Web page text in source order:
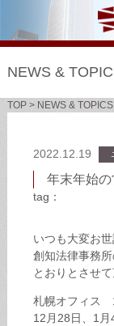
NEWS &
TOP> NEWS & TOPICS
2022.12.19
年末年始の
tag：
いつも大変お世
創知法律事務
とおりとさせて
札幌オフィス
12月28日、1